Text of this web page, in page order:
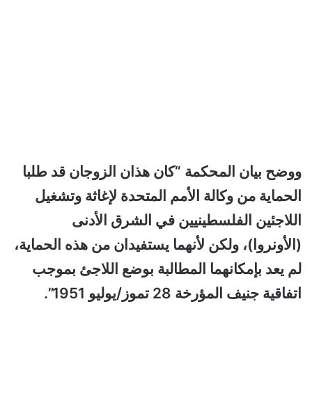
ووضح بيان المحكمة “كان هذان الزوجان قد طلبا
الحماية من وكالة الأمم المتحدة لإغاثة وتشغيل
اللاجئين الفلسطينيين في الشرق الأدنى
(الأونروا)، ولكن لأنهما يستفيدان من هذه الحماية،
لم يعد بإمكانهما المطالبة بوضع اللاجئ بموجب
اتفاقية جنيف المؤرخة 28 تموز/يوليو 1951”.